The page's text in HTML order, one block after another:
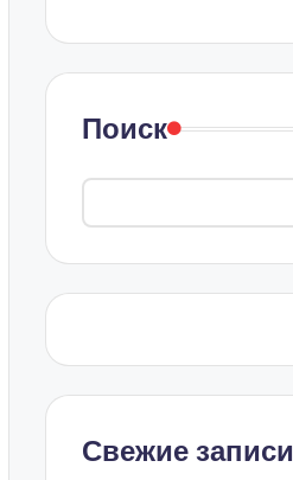
Поиск
Свежие записи